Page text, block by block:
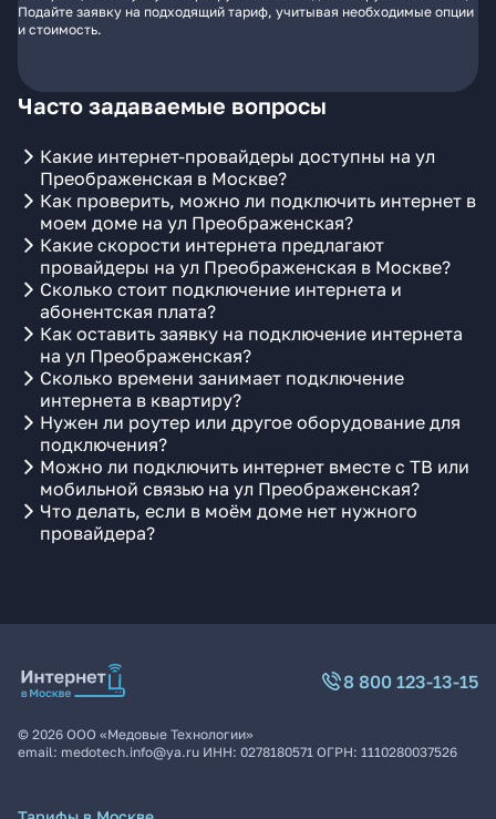
Подайте заявку на подходящий тариф, учитывая необходимые опции
и стоимость.
Часто задаваемые вопросы
Какие интернет-провайдеры доступны на ул
Преображенская в Москве?
Как проверить, можно ли подключить интернет в
моем доме на ул Преображенская?
Какие скорости интернета предлагают
провайдеры на ул Преображенская в Москве?
Сколько стоит подключение интернета и
абонентская плата?
Как оставить заявку на подключение интернета
на ул Преображенская?
Сколько времени занимает подключение
интернета в квартиру?
Нужен ли роутер или другое оборудование для
подключения?
Можно ли подключить интернет вместе с ТВ или
мобильной связью на ул Преображенская?
Что делать, если в моём доме нет нужного
провайдера?
8 800 123-13-15
© 2026 ООО «Медовые Технологии»
email: medotech.info@ya.ru ИНН: 0278180571 ОГРН: 1110280037526